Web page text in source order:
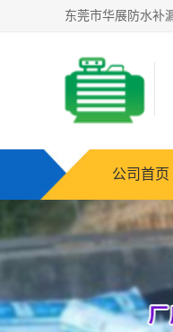
公司首页